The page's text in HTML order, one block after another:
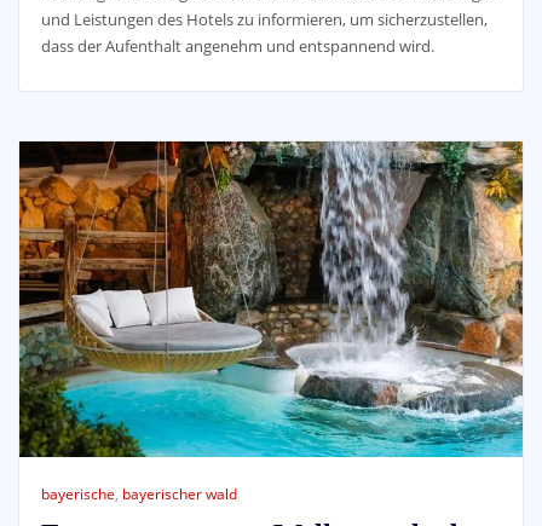
und Leistungen des Hotels zu informieren, um sicherzustellen,
dass der Aufenthalt angenehm und entspannend wird.
bayerische, bayerischer wald